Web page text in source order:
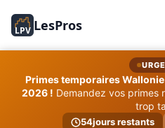
LPV LesPros
Primes temporaires
2026 ! Demandez vos primes
trop
54jours restants